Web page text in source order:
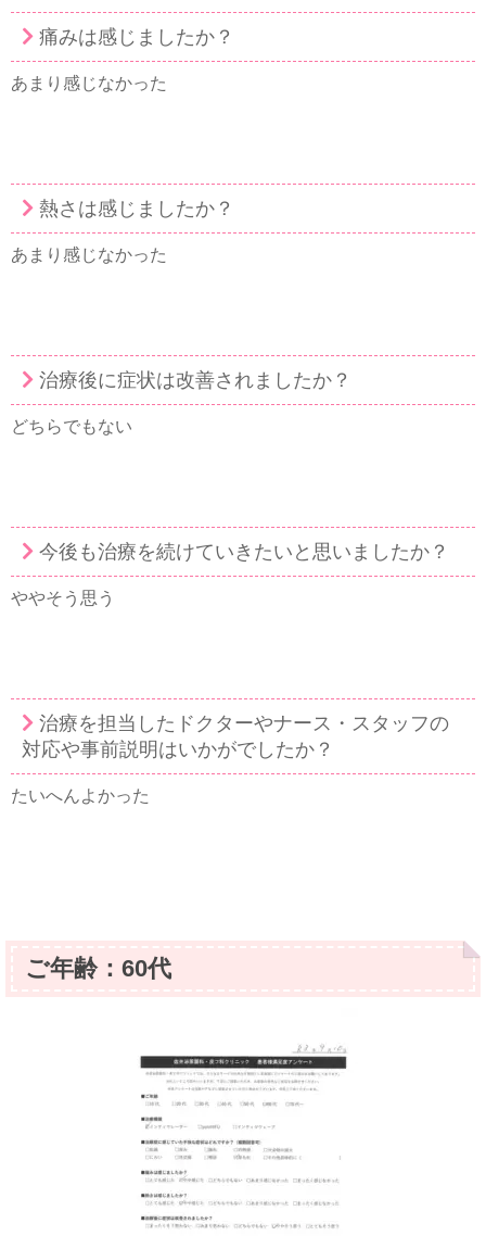
痛みは感じましたか？
あまり感じなかった
熱さは感じましたか？
あまり感じなかった
治療後に症状は改善されましたか？
どちらでもない
今後も治療を続けていきたいと思いましたか？
ややそう思う
治療を担当したドクターやナース・スタッフの
対応や事前説明はいかがでしたか？
たいへんよかった
ご年齢：60代